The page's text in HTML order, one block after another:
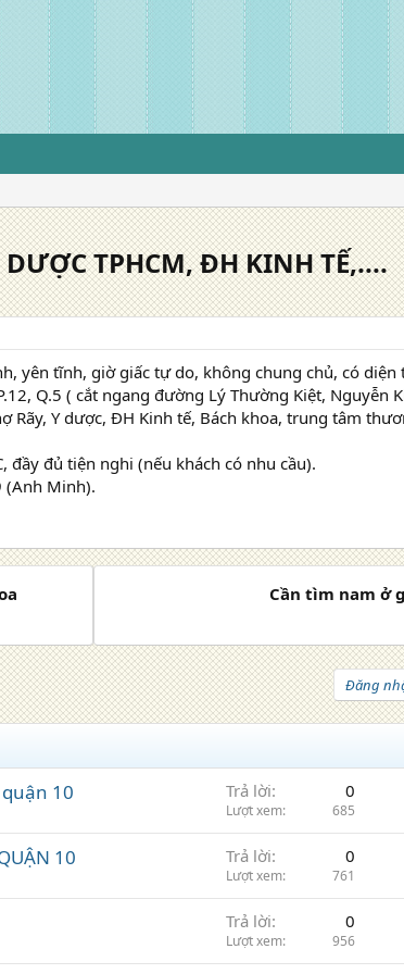
TPHCM, ĐH KINH TẾ,....
yên tĩnh, giờ giấc tự do, không chung chủ, có
Q.5 ( cắt ngang đường Lý Thường Kiệt, Nguyễn
Rãy, Y dược, ĐH Kinh tế, Bách khoa, trung tâm
đầy đủ tiện nghi (nếu khách có nhu cầu).
(Anh Minh).
Cần tìm nam ở
Đăng
10 Trả lời 0
Lượt xem 685
10 Trả lời 0
Lượt xem 761
Trả lời 0
Lượt xem 956